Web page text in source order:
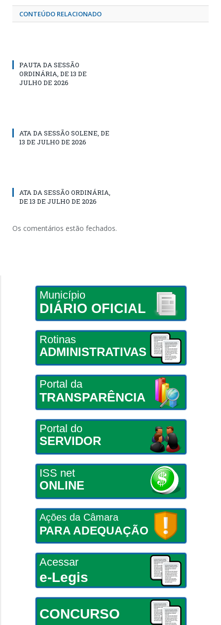
CONTEÚDO RELACIONADO
PAUTA DA SESSÃO
ORDINÁRIA, DE 13 DE
JULHO DE 2026
ATA DA SESSÃO SOLENE, DE
13 DE JULHO DE 2026
ATA DA SESSÃO ORDINÁRIA,
DE 13 DE JULHO DE 2026
Os comentários estão fechados.
Município
DIÁRIO OFICIAL
Rotinas
ADMINISTRATIVAS
Portal da
TRANSPARÊNCIA
Portal do
SERVIDOR
ISS net
ONLINE
Ações da Câmara
PARA ADEQUAÇÃO
Acessar
e-Legis
CONCURSO